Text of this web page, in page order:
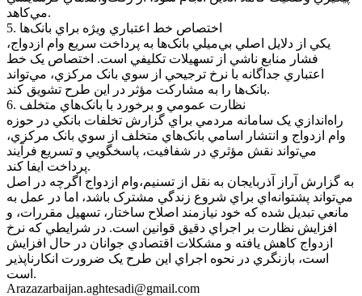
مي‌کاهد.
5. اختصاص خط اعتباري ويژه براي بانک‌ها
يکي از دلايل اصلي بي‌ميلي بانک‌ها به پرداخت سريع وام ازدواج،
فشار منابع ناشي از تسهيلات تکليفي است. اختصاص يک خط
اعتباري جداگانه با نرخ ترجيحي از سوي بانک مرکزي، مي‌تواند
بانک‌ها را به مشارکت مؤثر در اين طرح تشويق کند.
6. نظارت عمومي و برخورد با بانک‌هاي متخلف
راه‌اندازي يک سامانه مردمي براي گزارش تخلفات بانکي در حوزه
وام ازدواج و انتشار اسامي بانک‌هاي متخلف از سوي بانک مرکزي،
مي‌تواند نقش مؤثري در شفافيت، پاسخگويي و تسريع فرآيند
پرداخت ايفا کند.
به گزارش آراز آذربايجان به نقل از تسنيم،وام ازدواج اگرچه در اصل
مي‌تواند پشتوانه‌اي براي شروع زندگي مشترک باشد، اما در عمل به
مانعي تبديل شده که خود نيازمند اصلاح ساختار، تسهيل مقررات، و
افزايش نظارت بر اجراي دقيق قوانين است. در شرايطي که نرخ
ازدواج کاهش يافته و مشکلات اقتصادي جوانان در حال افزايش
است، بازنگري در نحوه اجراي اين طرح يک ضرورت انکارناپذير
است.
Arazazarbaijan.aghtesadi@gmail.com